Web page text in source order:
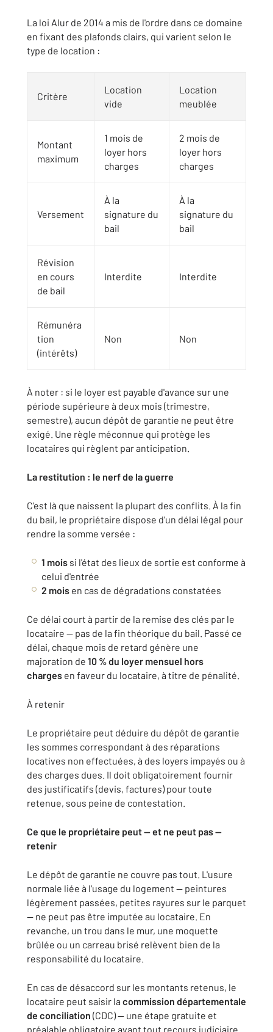
La loi Alur de 2014 a mis de l'ordre dans ce domaine
en fixant des plafonds clairs, qui varient selon le
type de location :
Critère
Location
vide
Location
meublée
Montant
maximum
1 mois de
loyer hors
charges
2 mois de
loyer hors
charges
Versement
À la
signature du
bail
À la
signature du
bail
Révision
en cours
de bail
Interdite Interdite
Rémunéra
tion
(intérêts)
Non Non
À noter : si le loyer est payable d'avance sur une
période supérieure à deux mois (trimestre,
semestre), aucun dépôt de garantie ne peut être
exigé. Une règle méconnue qui protège les
locataires qui règlent par anticipation.
La restitution : le nerf de la guerre
C'est là que naissent la plupart des conflits. À la fin
du bail, le propriétaire dispose d'un délai légal pour
rendre la somme versée :
1 mois si l'état des lieux de sortie est conforme à
celui d'entrée
2 mois en cas de dégradations constatées
Ce délai court à partir de la remise des clés par le
locataire — pas de la fin théorique du bail. Passé ce
délai, chaque mois de retard génère une
majoration de 10 % du loyer mensuel hors
charges en faveur du locataire, à titre de pénalité.
À retenir
Le propriétaire peut déduire du dépôt de garantie
les sommes correspondant à des réparations
locatives non effectuées, à des loyers impayés ou à
des charges dues. Il doit obligatoirement fournir
des justificatifs (devis, factures) pour toute
retenue, sous peine de contestation.
Ce que le propriétaire peut — et ne peut pas —
retenir
Le dépôt de garantie ne couvre pas tout. L'usure
normale liée à l'usage du logement — peintures
légèrement passées, petites rayures sur le parquet
— ne peut pas être imputée au locataire. En
revanche, un trou dans le mur, une moquette
brûlée ou un carreau brisé relèvent bien de la
responsabilité du locataire.
En cas de désaccord sur les montants retenus, le
locataire peut saisir la commission départementale
de conciliation (CDC) — une étape gratuite et
préalable obligatoire avant tout recours judiciaire.